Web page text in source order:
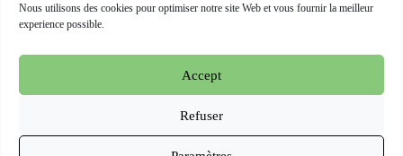
Nous utilisons des cookies pour optimiser notre site Web et vous fournir la meilleur
experience possible.
Accept
Refuser
Recevoir notre newsletter
S'inscrire
Copyright © 2026 oriGIn | Organization for an International
Geographical Indications Network -Site web hébergé et géré